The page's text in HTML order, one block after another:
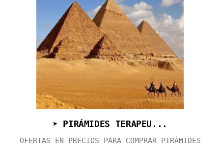
➤ PIRÁMIDES TERAPEU...
OFERTAS EN PRECIOS PARA COMPRAR PIRÁMIDES